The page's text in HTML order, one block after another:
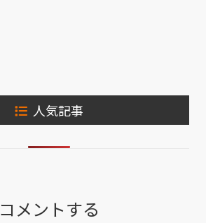
人気記事
コメントする